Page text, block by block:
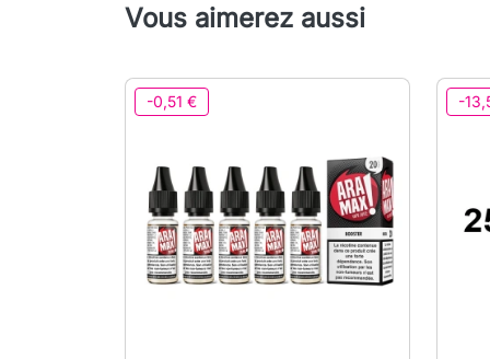
Vous aimerez aussi
-0,51 € -